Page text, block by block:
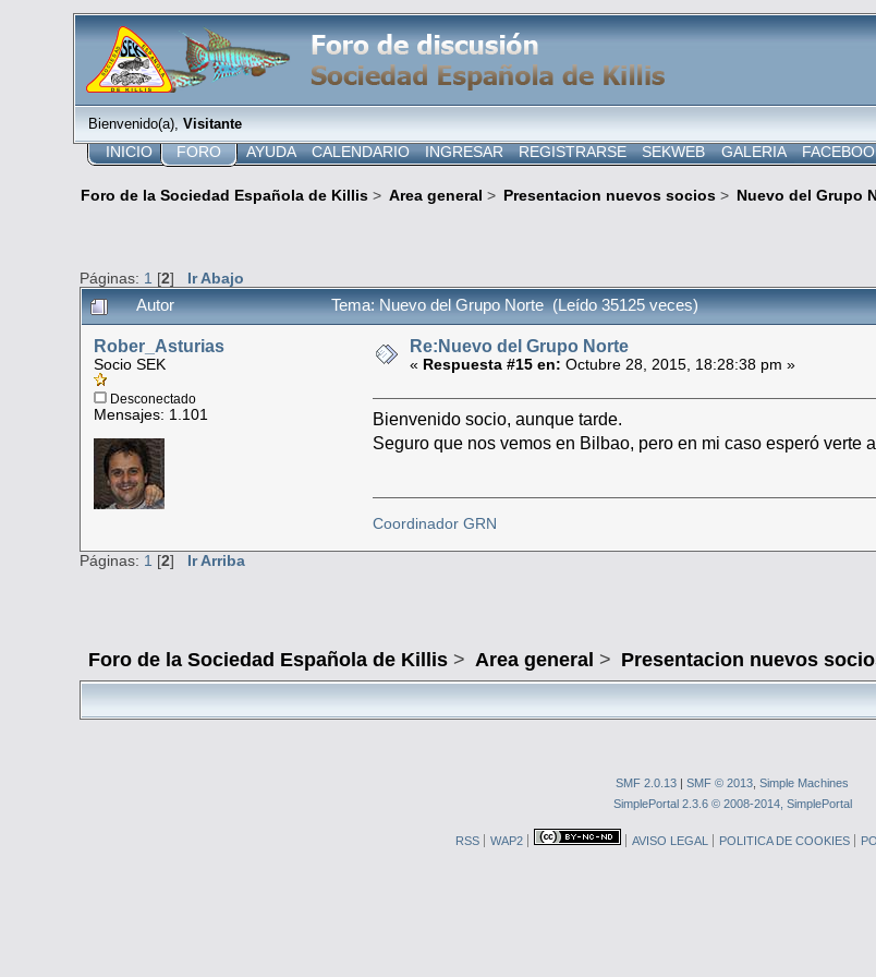
Bienvenido(a), Visitante
INICIO FORO AYUDA CALENDARIO INGRESAR REGISTRARSE SEKWEB GALERIA
Foro de la Sociedad Española de Killis> Area general > Presentacion nuevos socios> Nuevo del Grupo
Páginas: 1 [2] Ir Abajo
Autor Tema: Nuevo del Grupo Norte (Leído 35125 veces)
Rober_Asturias
Socio SEK
Desconectado
Mensajes: 1.101
Re:Nuevo del Grupo Norte
« Respuesta #15 en: Octubre 28, 2015, 18:28:38 pm »
Bienvenido socio, aunque tarde.
Seguro que nos vemos en Bilbao, pero en mi caso esperó verte
Coordinador GRN
Páginas: 1 [2] Ir Arriba
Foro de la Sociedad Española de Killis > Area general > Presentacion nuevos
SMF 2.0.13 SMF © 2013 Simple Machines
SimplePortal 2.3.6 © 2008-2014, SimplePortal
RSS WAP2 AVISO LEGAL POLITICA DE COOKIES